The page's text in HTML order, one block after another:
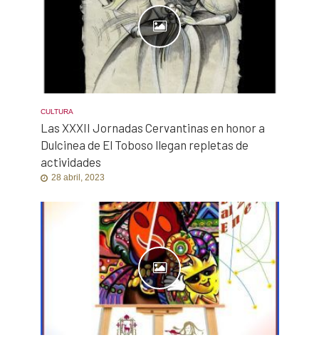
CULTURA
Las XXXII Jornadas Cervantinas en honor a
Dulcinea de El Toboso llegan repletas de
actividades
28 abril, 2023